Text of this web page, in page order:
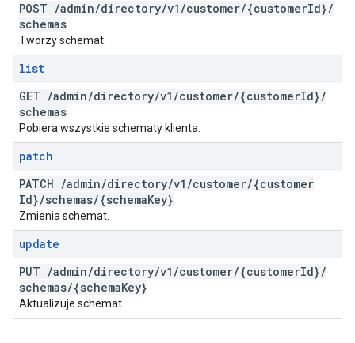
POST /admin/directory/v1 /customer/{customerId}/
schemas
Tworzy schemat.
list
GET /admin/directory/v1 /customer/{customerId}/
schemas
Pobiera wszystkie schematy klienta.
patch
PATCH /admin/directory/v1 /customer/{customer
Id}/schemas/{schemaKey}
Zmienia schemat.
update
PUT /admin/directory/v1 /customer/{customerId}/
schemas/{schemaKey}
Aktualizuje schemat.